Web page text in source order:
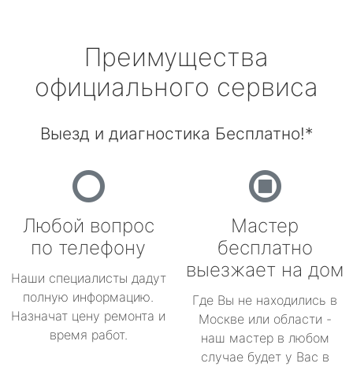
Преимущества
официального сервиса
Выезд и диагностика Бесплатно!*
Любой вопрос
по телефону
Наши специалисты дадут
полную информацию.
Назначат цену ремонта и
время работ.
Мастер
бесплатно
выезжает на дом
Где Вы не находились в
Москве или области -
наш мастер в любом
случае будет у Вас в